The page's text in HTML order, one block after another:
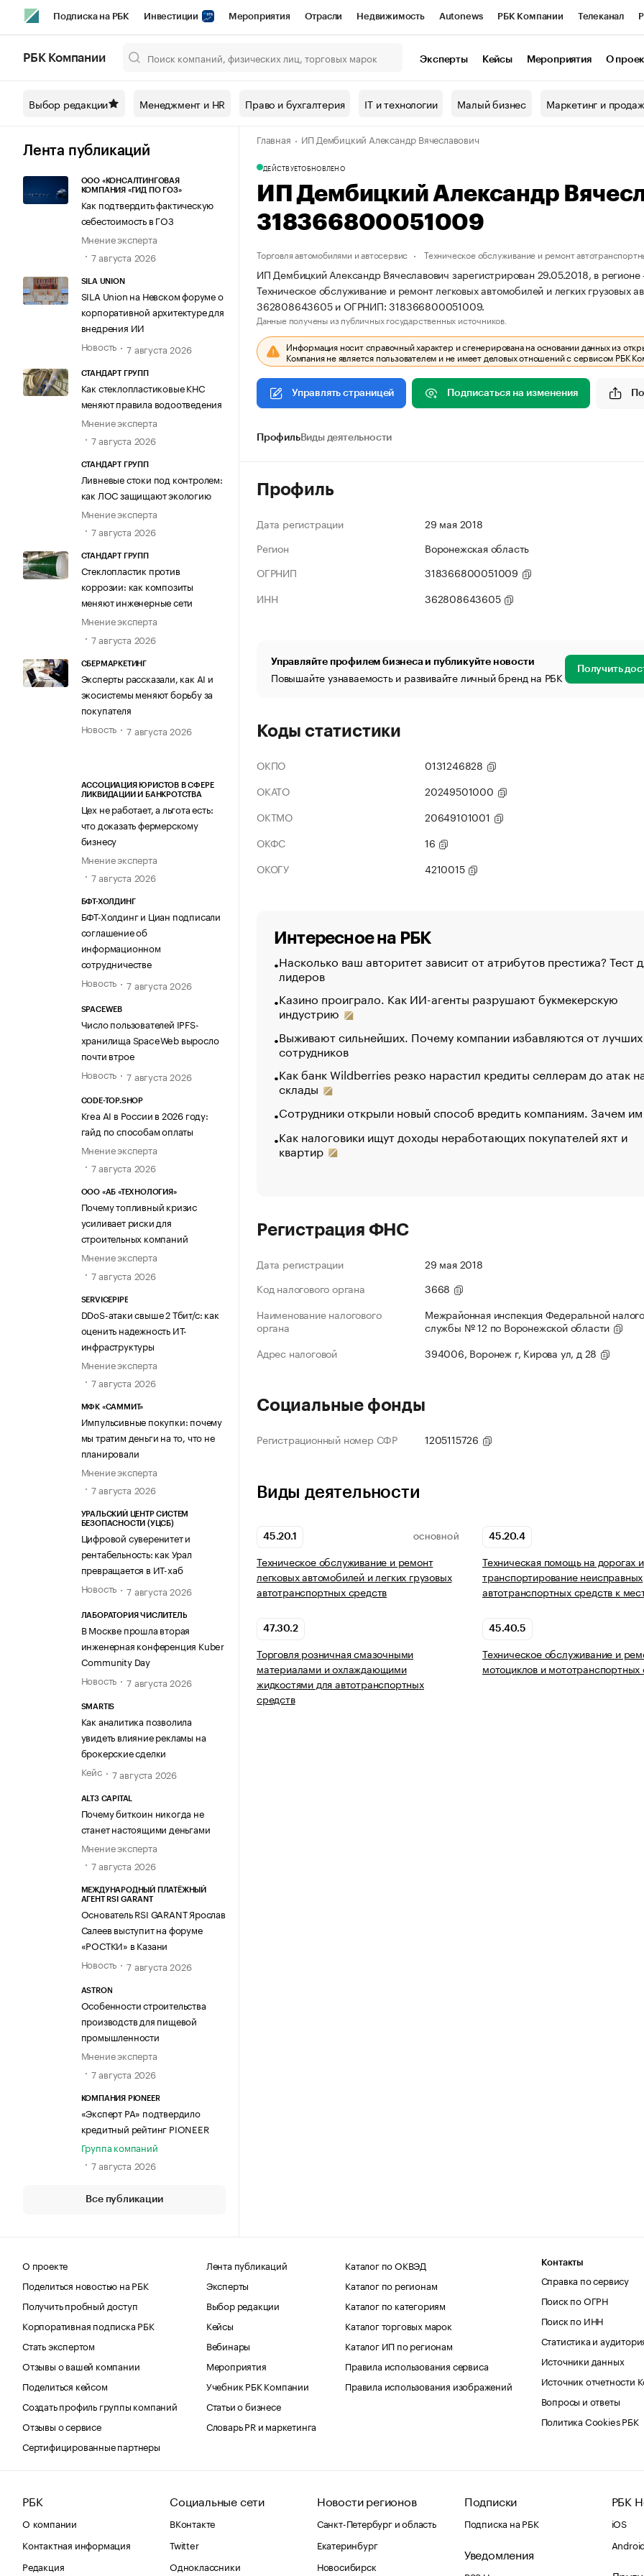
Подписка на РБК Инвестиции Мероприятия Отрасли Недвижимость Autonews РБК Компании Телеканал
Спецпроекты СПб Конференции СПб Спецпроекты Проверка контрагентов
Технологии и медиа Рынок наличной валюты
РБК Компании Эксперты Кейсы Мероприятия О
Выбор редакции Менеджмент и HR Право и бухгалтерия IT и технологии Малый бизнес Маркетинг и
Лента публикаций
ООО «КОНСАЛТИНГОВАЯ
КОМПАНИЯ «ГИД ПО ГОЗ»
Как подтвердить фактическую
себестоимость в ГОЗ
Мнение эксперта
7 августа 2026
SILA UNION
SILA Union на Невском форуме о
корпоративной архитектуре для
внедрения ИИ
Новость
7 августа 2026
СТАНДАРТ ГРУПП
Как стеклопластиковые КНС
меняют правила водоотведения
Мнение эксперта
7 августа 2026
СТАНДАРТ ГРУПП
Ливневые стоки под контролем:
как ЛОС защищают экологию
Мнение эксперта
7 августа 2026
СТАНДАРТ ГРУПП
Стеклопластик против
коррозии: как композиты
меняют инженерные сети
Мнение эксперта
7 августа 2026
СБЕРМАРКЕТИНГ
Эксперты рассказали, как AI и
экосистемы меняют борьбу за
покупателя
Новость
7 августа 2026
АССОЦИАЦИЯ ЮРИСТОВ В СФЕРЕ
ЛИКВИДАЦИИ И БАНКРОТСТВА
Цех не работает, а льгота есть:
что доказать фермерскому
бизнесу
Мнение эксперта
7 августа 2026
БФТ-ХОЛДИНГ
БФТ-Холдинг и Циан подписали
соглашение об
информационном
сотрудничестве
Новость
7 августа 2026
SPACEWEB
Число пользователей IPFS-
хранилища SpaceWeb выросло
почти втрое
Новость
7 августа 2026
CODE-TOP.SHOP
Krea AI в России в 2026 году:
гайд по способам оплаты
Мнение эксперта
7 августа 2026
ООО «АБ «ТЕХНОЛОГИЯ»
Почему топливный кризис
усиливает риски для
строительных компаний
Мнение эксперта
7 августа 2026
SERVICEPIPE
DDoS-атаки свыше 2 Тбит/с: как
оценить надежность ИТ-
инфраструктуры
Мнение эксперта
7 августа 2026
МФК «САММИТ»
Импульсивные покупки: почему
мы тратим деньги на то, что не
планировали
Мнение эксперта
7 августа 2026
УРАЛЬСКИЙ ЦЕНТР СИСТЕМ
БЕЗОПАСНОСТИ (УЦСБ)
Цифровой суверенитет и
рентабельность: как Урал
превращается в ИТ-хаб
Новость
7 августа 2026
ЛАБОРАТОРИЯ ЧИСЛИТЕЛЬ
В Москве прошла вторая
инженерная конференция Kuber
Community Day
Новость
7 августа 2026
SMARTIS
Как аналитика позволила
увидеть влияние рекламы на
брокерские сделки
Кейс
7 августа 2026
ALT3 CAPITAL
Почему биткоин никогда не
станет настоящими деньгами
Мнение эксперта
7 августа 2026
МЕЖДУНАРОДНЫЙ ПЛАТЁЖНЫЙ
АГЕНТ RSI GARANT
Основатель RSI GARANT Ярослав
Салеев выступит на форуме
«РОСТКИ» в Казани
Новость
7 августа 2026
ASTRON
Особенности строительства
производств для пищевой
промышленности
Мнение эксперта
7 августа 2026
КОМПАНИЯ PIONEER
«Эксперт РА» подтвердило
кредитный рейтинг PIONEER
Группа компаний
7 августа 2026
Все публикации
Главная ИП Дембицкий Александр Вячеславович
ДЕЙСТВУЕТОБНОВЛЕНО
ИП Дембицкий Александр
318366800051009
Торговля автомобилями и автосервис Техническое обслуживание и ремонт
ИП Дембицкий Александр Вячеславович зарегистрирован 29.05.2018, в
Техническое обслуживание и ремонт легковых автомобилей и легких
362808643605 и ОГРНИП: 318366800051009.
Данные получены из публичных государственных источников.
Информация носит справочный характер и сгенерирована на основании данных из
Компания не является пользователем и не имеет деловых отношений с сервисом РБК
Управлять страницей Подписаться на изменения
ПрофильВиды деятельности
Профиль
Дата регистрации
29 мая 2018
Регион
Воронежская область
ОГРНИП
318366800051009
ИНН
362808643605
Управляйте профилем бизнеса и публикуйте новости
Повышайте узнаваемость и развивайте личный бренд на РБК Получить
Коды статистики
ОКПО
0131246828
ОКАТО
20249501000
ОКТМО
20649101001
ОКФС
16
ОКОГУ
4210015
Интересное на РБК
Насколько ваш авторитет зависит от атрибутов престижа? Тест
лидеров
Казино проиграло. Как ИИ-агенты разрушают букмекерскую
индустрию
Выживают сильнейших. Почему компании избавляются от лучших
сотрудников
Как банк Wildberries резко нарастил кредиты селлерам до атак
склады
Сотрудники открыли новый способ вредить компаниям. Зачем
Как налоговики ищут доходы неработающих покупателей яхт и
квартир
Регистрация ФНС
Дата регистрации
29 мая 2018
Код налогового органа
3668
Наименование налогового
органа
Межрайонная инспекция Федеральной
службы № 12 по Воронежской области
Адрес налоговой
394006, Воронеж г, Кирова ул, д 28
Социальные фонды
Регистрационный номер СФР 1205115726
Виды деятельности
45.20.1 ОСНОВНОЙ
Техническое обслуживание и ремонт
легковых автомобилей и легких грузовых
автотранспортных средств
45.20.4
Техническая помощь на дорогах и
транспортирование неисправных
автотранспортных средств к
47.30.2
Торговля розничная смазочными
материалами и охлаждающими
жидкостями для автотранспортных
средств
45.40.5
Техническое обслуживание и
мотоциклов и мототранспортных
О проекте
Поделиться новостью на РБК
Получить пробный доступ
Корпоративная подписка РБК
Стать экспертом
Отзывы о вашей компании
Поделиться кейсом
Создать профиль группы компаний
Отзывы о сервисе
Сертифицированные партнеры
Лента публикаций
Эксперты
Выбор редакции
Кейсы
Вебинары
Мероприятия
Учебник РБК Компании
Статьи о бизнесе
Словарь PR и маркетинга
Каталог по ОКВЭД
Каталог по регионам
Каталог по категориям
Каталог торговых марок
Каталог ИП по регионам
Правила использования сервиса
Правила использования изображений
Контакты
Справка по сервису
Поиск по ОГРН
Поиск по ИНН
Статистика и
Источники данных
Источник отчетности
Вопросы и ответы
Политика Cookies РБК
РБК
О компании
Контактная информация
Редакция
Социальные сети
ВКонтакте
Twitter
Одноклассники
Новости регионов
Санкт-Петербург и область
Екатеринбург
Новосибирск
Подписки
Подписка на РБК
Уведомления
РБК
iOS